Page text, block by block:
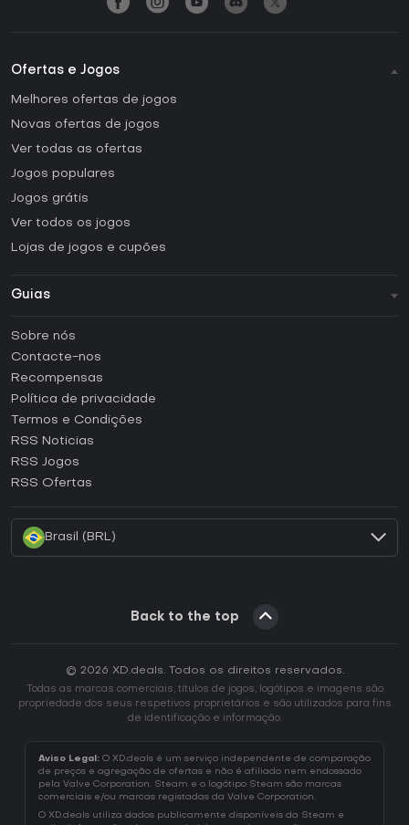
Ofertas e Jogos
Melhores ofertas de jogos
Novas ofertas de jogos
Ver todas as ofertas
Jogos populares
Jogos grátis
Ver todos os jogos
Lojas de jogos e cupões
Guias
Como ativar uma CD Key Steam?
Como ativar uma CD Key Epic Games?
Como ativar uma CD Key GOG?
Como ativar uma CD Key Ubisoft Connect?
Sobre nós
Contacte-nos
Recompensas
Política de privacidade
Termos e Condições
RSS Noticias
RSS Jogos
RSS Ofertas
Brasil (BRL)
Back to the top
© 2026 XD.deals. Todos os direitos reservados.
Todas as marcas comerciais, títulos de jogos, logótipos e imagens são
propriedade dos seus respetivos proprietários e são utilizados para fins
de identificação e informação.
Aviso Legal: O XD.deals é um serviço independente de comparação
de preços e agregação de ofertas e não é afiliado nem endossado
pela Valve Corporation. Steam e o logótipo Steam são marcas
comerciais e/ou marcas registadas da Valve Corporation.
O XD.deals utiliza dados publicamente disponíveis da Steam e